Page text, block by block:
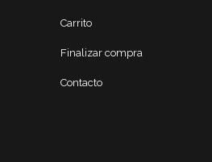
Carrito
Finalizar compra
Contacto